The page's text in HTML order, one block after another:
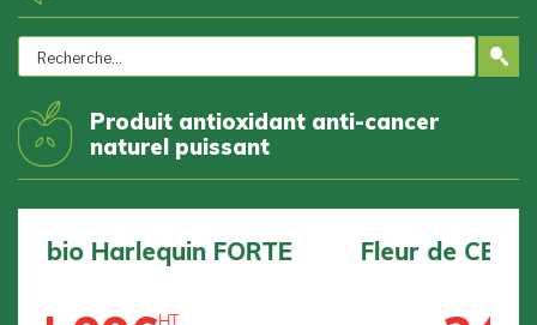
Produit antioxidant anti-cancer
naturel puissant
Fleur de CBD bio BZ1 DOUCE